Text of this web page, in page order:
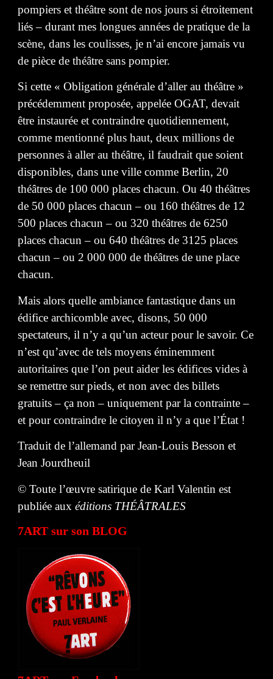
pompiers et théâtre sont de nos jours si étroitement
liés – durant mes longues années de pratique de la
scène, dans les coulisses, je n’ai encore jamais vu
de pièce de théâtre sans pompier.
Si cette « Obligation générale d’aller au théâtre »
précédemment proposée, appelée OGAT, devait
être instaurée et contraindre quotidiennement,
comme mentionné plus haut, deux millions de
personnes à aller au théâtre, il faudrait que soient
disponibles, dans une ville comme Berlin, 20
théâtres de 100 000 places chacun. Ou 40 théâtres
de 50 000 places chacun – ou 160 théâtres de 12
500 places chacun – ou 320 théâtres de 6250
places chacun – ou 640 théâtres de 3125 places
chacun – ou 2 000 000 de théâtres de une place
chacun.
Mais alors quelle ambiance fantastique dans un
édifice archicomble avec, disons, 50 000
spectateurs, il n’y a qu’un acteur pour le savoir. Ce
n’est qu’avec de tels moyens éminemment
autoritaires que l’on peut aider les édifices vides à
se remettre sur pieds, et non avec des billets
gratuits – ça non – uniquement par la contrainte –
et pour contraindre le citoyen il n’y a que l’État !
Traduit de l’allemand par Jean-Louis Besson et
Jean Jourdheuil
© Toute l’œuvre satirique de Karl Valentin est
publiée aux éditions THÉÂTRALES
7ART sur son BLOG